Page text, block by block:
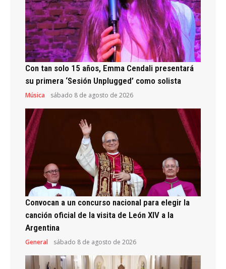
Con tan solo 15 años, Emma Cendali presentará
su primera ‘Sesión Unplugged’ como solista
Música sábado 8 de agosto de 2026
Convocan a un concurso nacional para elegir la
canción oficial de la visita de León XIV a la
Argentina
General sábado 8 de agosto de 2026